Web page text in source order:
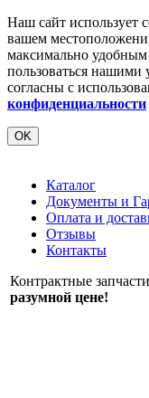
Наш сайт использует
вашем
максимально
пользоваться нашими
согласны с
конфиденциальности
OK
Каталог
Документы и
Оплата и
Отзывы
Контакты
Контрактные запчасти
разумной цене!